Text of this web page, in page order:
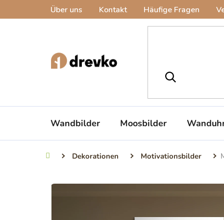
Über uns Kontakt Häufige Fragen
Wandbilder Moosbilder
StartseiteDekorationen Motivationsbilder